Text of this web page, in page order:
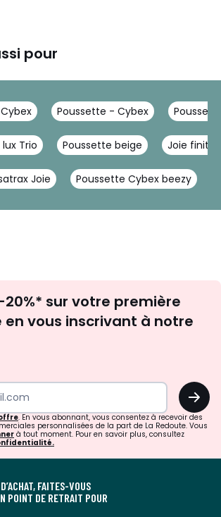
pour
Poussette - Cybex
Trio Poussette beige Joie finiti
Joie Poussette Cybex beezy
newsletter
sur votre première
vous inscrivant à notre
OK
. En vous abonnant, vous consentez à recevoir des
personnalisées de la part de La Redoute. Vous
à tout moment. Pour en savoir plus, consultez
FAITES-VOUS
POINT DE RETRAIT POUR